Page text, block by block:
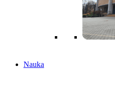
Nauka